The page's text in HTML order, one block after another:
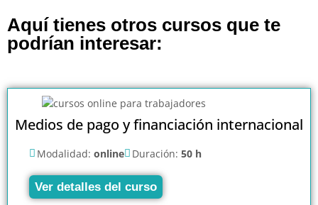
Aquí tienes otros cursos que te
podrían interesar:
Medios de pago y financiación internacional
Modalidad: online Duración: 50 h
Ver detalles del curso